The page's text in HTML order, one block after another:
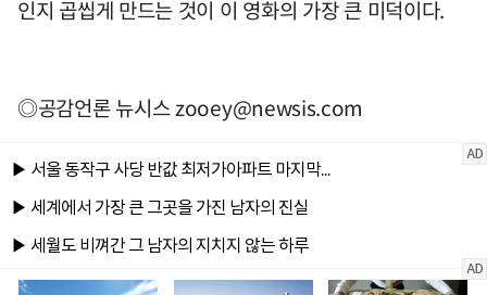
인지 곱씹게 만드는 것이 이 영화의 가장 큰 미덕이다.
◎공감언론 뉴시스zooey@newsis.com